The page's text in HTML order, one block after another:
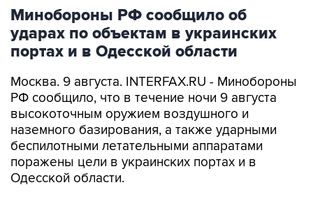
Минобороны РФ сообщило об
ударах по объектам в украинских
портах и в Одесской области
Москва. 9 августа. INTERFAX.RU - Минобороны
РФ сообщило, что в течение ночи 9 августа
высокоточным оружием воздушного и
наземного базирования, а также ударными
беспилотными летательными аппаратами
поражены цели в украинских портах и в
Одесской области.